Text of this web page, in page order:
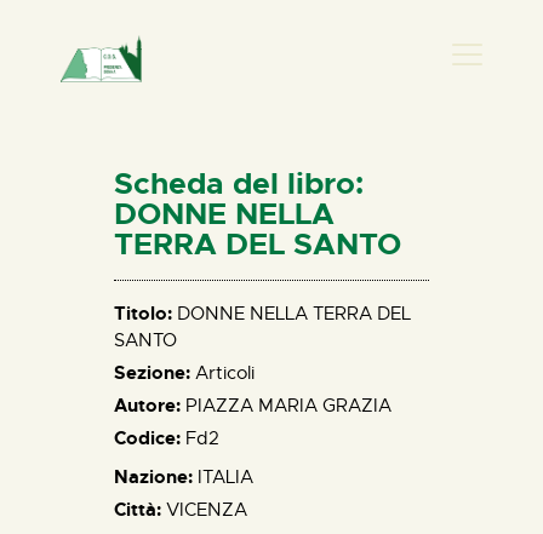
HOME
CHI SIAMO
NEWS
PERCORSI
BIBLIOTECA
ELISA SALERNO
CONTATTI
Scheda del libro:
DONNE NELLA
TERRA DEL SANTO
Titolo: DONNE NELLA TERRA DEL
SANTO
Sezione: Articoli
Autore: PIAZZA MARIA GRAZIA
Codice: Fd2
Nazione: ITALIA
Città: VICENZA